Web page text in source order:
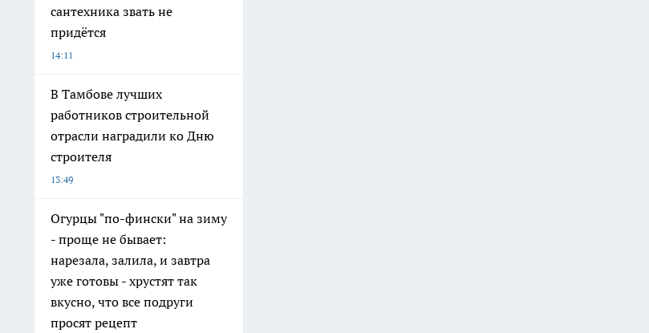
сантехника звать не
придётся
14:11
В Тамбове лучших
работников строительной
отрасли наградили ко Дню
строителя
13:49
Огурцы "по-фински" на зиму
- проще не бывает:
нарезала, залила, и завтра
уже готовы - хрустят так
вкусно, что все подруги
просят рецепт